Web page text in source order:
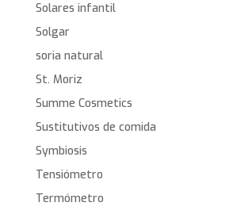
Solares infantil
Solgar
soria natural
St. Moriz
Summe Cosmetics
Sustitutivos de comida
Symbiosis
Tensiómetro
Termómetro